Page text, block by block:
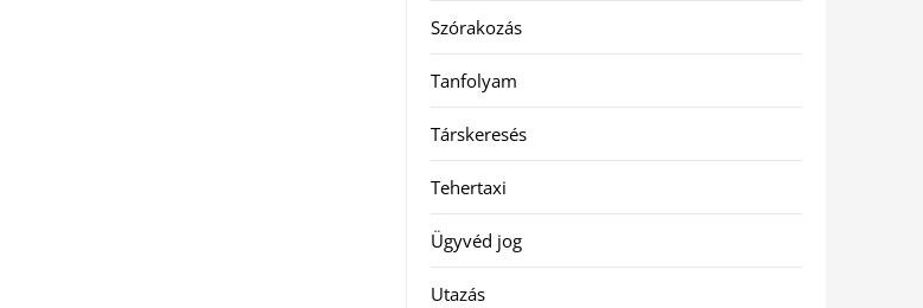
Szórakozás
Tanfolyam
Társkeresés
Tehertaxi
Ügyvéd jog
Utazás